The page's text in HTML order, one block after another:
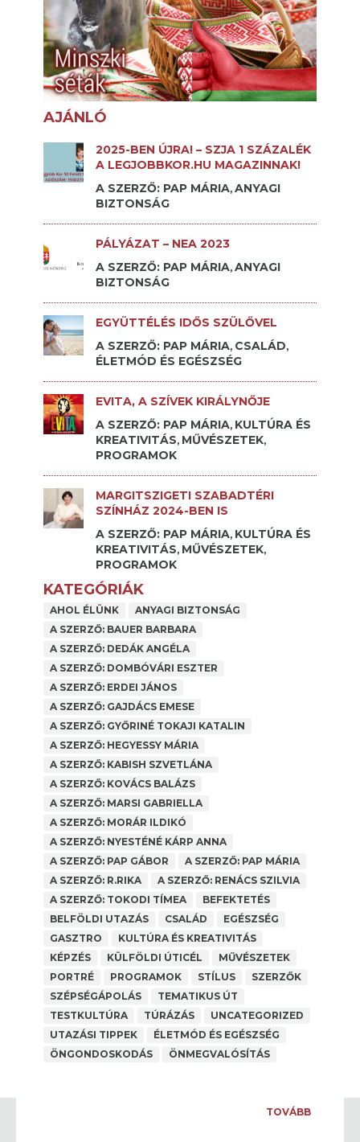
AJÁNLÓ
2025-BEN ÚJRA! – SZJA 1 SZÁZALÉK
A LEGJOBBKOR.HU MAGAZINNAK!
A SZERZŐ: PAP MÁRIA, ANYAGI
BIZTONSÁG
PÁLYÁZAT – NEA 2023
A SZERZŐ: PAP MÁRIA, ANYAGI
BIZTONSÁG
EGYÜTTÉLÉS IDŐS SZÜLŐVEL
A SZERZŐ: PAP MÁRIA, CSALÁD,
ÉLETMÓD ÉS EGÉSZSÉG
EVITA, A SZÍVEK KIRÁLYNŐJE
A SZERZŐ: PAP MÁRIA, KULTÚRA ÉS
KREATIVITÁS, MŰVÉSZETEK,
PROGRAMOK
MARGITSZIGETI SZABADTÉRI
SZÍNHÁZ 2024-BEN IS
A SZERZŐ: PAP MÁRIA, KULTÚRA ÉS
KREATIVITÁS, MŰVÉSZETEK,
PROGRAMOK
KATEGÓRIÁK
AHOL ÉLÜNK
ANYAGI BIZTONSÁG
A SZERZŐ: BAUER BARBARA
A SZERZŐ: DEDÁK ANGÉLA
A SZERZŐ: DOMBÓVÁRI ESZTER
A SZERZŐ: ERDEI JÁNOS
A SZERZŐ: GAJDÁCS EMESE
A SZERZŐ: GYŐRINÉ TOKAJI KATALIN
A SZERZŐ: HEGYESSY MÁRIA
A SZERZŐ: KABISH SZVETLÁNA
A SZERZŐ: KOVÁCS BALÁZS
A SZERZŐ: MARSI GABRIELLA
A SZERZŐ: MORÁR ILDIKÓ
A SZERZŐ: NYESTÉNÉ KÁRP ANNA
A SZERZŐ: PAP GÁBOR
A SZERZŐ: PAP MÁRIA
A SZERZŐ: R.RIKA
A SZERZŐ: RENÁCS SZILVIA
A SZERZŐ: TOKODI TÍMEA
BEFEKTETÉS
BELFÖLDI UTAZÁS
CSALÁD
EGÉSZSÉG
GASZTRO
KULTÚRA ÉS KREATIVITÁS
KÉPZÉS
KÜLFÖLDI ÚTICÉL
MŰVÉSZETEK
PORTRÉ
PROGRAMOK STÍLUS
SZERZŐK
SZÉPSÉGÁPOLÁS
TEMATIKUS ÚT
TESTKULTÚRA
TÚRÁZÁS
UNCATEGORIZED
UTAZÁSI TIPPEK
ÉLETMÓD ÉS EGÉSZSÉG
ÖNGONDOSKODÁS
ÖNMEGVALÓSÍTÁS
NEA PÁLYÁZAT 2025
Facebook Comments Box
TOVÁBB